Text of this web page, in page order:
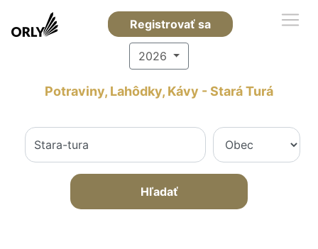
Registrovať sa
2026
Potraviny, Lahôdky, Kávy - Stará Turá
Hľadať